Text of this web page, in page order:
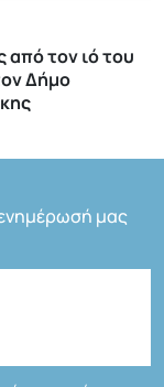
τον ιό του
Δήμο
μας